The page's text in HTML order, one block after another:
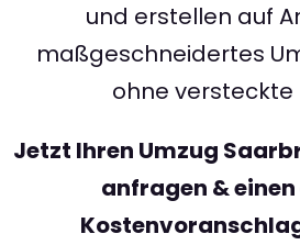
und erstellen auf
maßgeschneidertes
ohne versteckte
Jetzt Ihren Umzug
anfragen &